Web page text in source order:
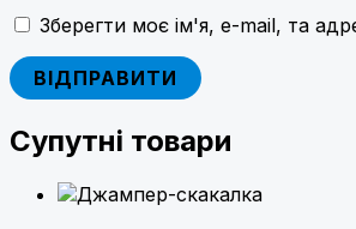
Зберегти моє ім'я, e-mail, та
Супутні товари